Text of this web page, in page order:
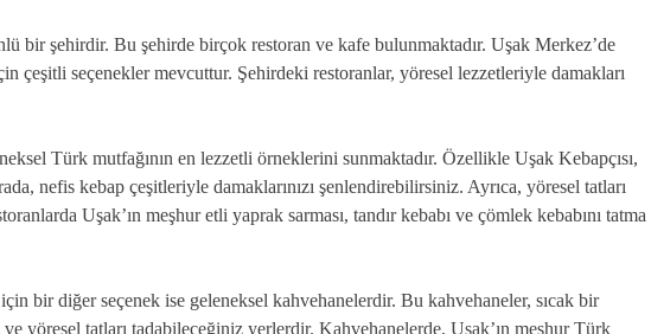
bir şehirdir. Bu şehirde birçok restoran ve kafe bulunmaktadır. Uşak Merkez’de
çeşitli seçenekler mevcuttur. Şehirdeki restoranlar, yöresel lezzetleriyle damakları
Türk mutfağının en lezzetli örneklerini sunmaktadır. Özellikle Uşak Kebapçısı,
nefis kebap çeşitleriyle damaklarınızı şenlendirebilirsiniz. Ayrıca, yöresel tatları
Uşak’ın meşhur etli yaprak sarması, tandır kebabı ve çömlek kebabını tatma
bir diğer seçenek ise geleneksel kahvehanelerdir. Bu kahvehaneler, sıcak bir
yöresel tatları tadabileceğiniz yerlerdir. Kahvehanelerde, Uşak’ın meşhur Türk